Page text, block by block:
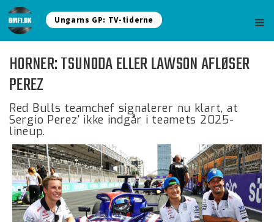
Ungarns GP: TV-tiderne
HORNER: TSUNODA ELLER LAWSON AFLØSER
PEREZ
Red Bulls teamchef signalerer nu klart, at
Sergio Perez' ikke indgår i teamets 2025-
lineup.